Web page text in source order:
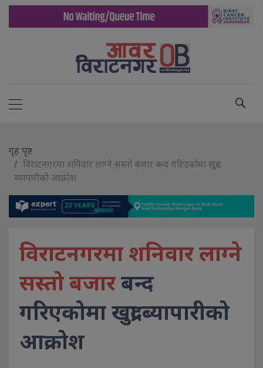
गृह पृष्ट
विराटनगरमा शनिवार लाग्ने सस्तो बजार बन्द गरिएकोमा खुद्रा
ब्यापारीको आक्रोश
विराटनगरमा शनिवार लाग्ने
सस्तो बजारबन्द
गरिएकोमा खुद्रा ब्यापारीको
आक्रोश